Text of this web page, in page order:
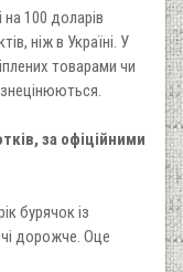
100 доларів
ніж в Україні. У
товарами чи
за офіційними
бурячок із
дорожче. Оце